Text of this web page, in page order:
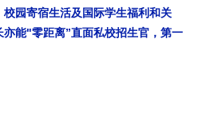
园寄宿生活及国际学生福利和关
能"零距离”直面私校招生官，第一